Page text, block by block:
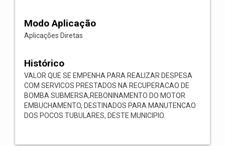
Modo Aplicação
Aplicações Diretas
Histórico
VALOR QUE SE EMPENHA PARA REALIZAR DESPESA
COM SERVICOS PRESTADOS NA RECUPERACAO DE
BOMBA SUBMERSA,REBONINAMENTO DO MOTOR
EMBUCHAMENTO, DESTINADOS PARA MANUTENCAO
DOS POCOS TUBULARES, DESTE MUNICIPIO.